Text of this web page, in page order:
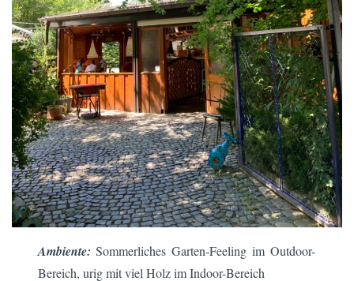
Ambiente:Sommerliches Garten-Feeling im Outdoor-
Bereich, urig mit viel Holz im Indoor-Bereich